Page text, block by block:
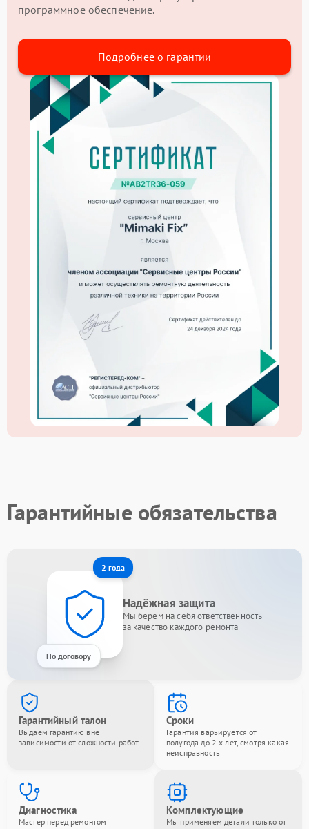
программное обеспечение.
Подробнее о гарантии
Гарантийные обязательства
2 года
По договору
Надёжная защита
Мы берём на себя ответственность
за качество каждого ремонта
Гарантийный талон
Выдаём гарантию вне
зависимости от сложности работ
Сроки
Гарантия варьируется от
полугода до 2-х лет, смотря какая
неисправность
Диагностика
Мастер перед ремонтом
Комплектующие
Мы применяем детали только от